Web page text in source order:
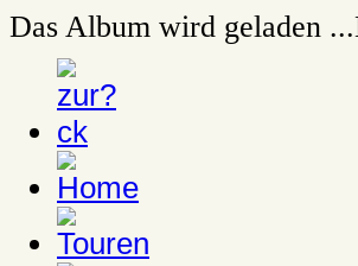
Das Album wird geladen ...